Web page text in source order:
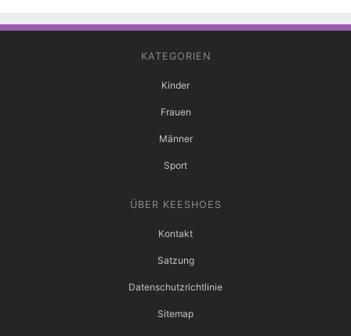
KATEGORIEN
Kinder
Frauen
Männer
Sport
ÜBER KEESHOES
Kontakt
Satzung
Datenschutzrichtlinie
Sitemap